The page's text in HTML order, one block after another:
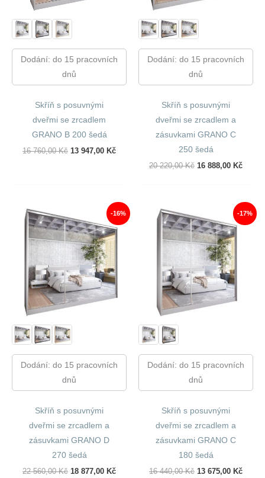
Dodání: do 15 pracovních
dnů
Skříň s posuvnými
dveřmi se zrcadlem
GRANO B 200 šedá
16 760,00Kč Původní
13 947,00 KčAktuální
Dodání: do 15 pracovních
dnů
Skříň s posuvnými
dveřmi se zrcadlem a
zásuvkami GRANO C
250 šedá
20 220,00Kč Původní
16 888,00 Kč
-16%
Dodání: do 15 pracovních
dnů
Skříň s posuvnými
dveřmi se zrcadlem a
zásuvkami GRANO D
270 šedá
22 560,00Kč Původní
18 877,00 KčAktuální
-17%
Dodání: do 15 pracovních
dnů
Skříň s posuvnými
dveřmi se zrcadlem a
zásuvkami GRANO C
180 šedá
16 440,00Kč Původní
13 675,00 Kč